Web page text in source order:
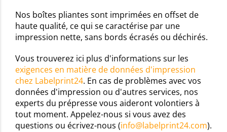
Nos boîtes pliantes sont imprimées en offset de
haute qualité, ce qui se caractérise par une
impression nette, sans bords écrasés ou déchirés.
Vous trouverez ici plus d'informations sur les
exigences en matière de données d'impression
chez Labelprint24. En cas de problèmes avec vos
données d'impression ou d'autres services, nos
experts du prépresse vous aideront volontiers à
tout moment. Appelez-nous si vous avez des
questions ou écrivez-nous (info@labelprint24.com).